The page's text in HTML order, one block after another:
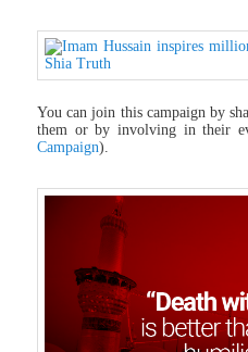
You can join this campaign by
them or by involving in their
Campaign).